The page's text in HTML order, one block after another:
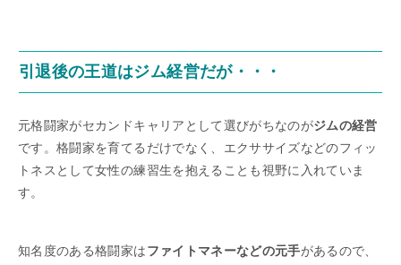
引退後の王道はジム経営だが・・・
元格闘家がセカンドキャリアとして選びがちなのがジムの経営
です。格闘家を育てるだけでなく、エクササイズなどのフィッ
トネスとして女性の練習生を抱えることも視野に入れていま
す。
知名度のある格闘家はファイトマネーなどの元手があるので、